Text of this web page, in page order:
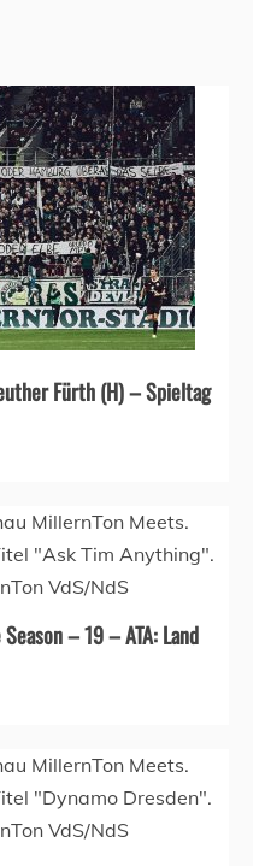
Fürth (H) – Spieltag
– 19 – ATA: Land